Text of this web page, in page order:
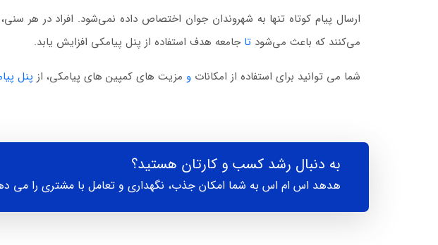
ارسال پیام کوتاه تنها به شهروندان جوان اختصاص داده نمی‌شود. افراد در هر
می‌کنند که باعث می‌شودتا جامعه هدف استفاده از پنل پیامکی افزایش یابد.
شما می توانید برای استفاده از امکاناتو مزیت های کمپین های پیامکی، از پنل
به دنبال رشد کسب و کارتان هستید؟
هدهد اس ام اس به شما امکان جذب، نگهداری و تعامل با مشتری را می